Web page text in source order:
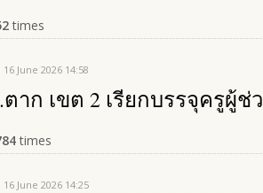
times
June 2026 14:58
าก เขต 2 เรียกบรรจุครูผู้ช่
times
June 2026 14:25